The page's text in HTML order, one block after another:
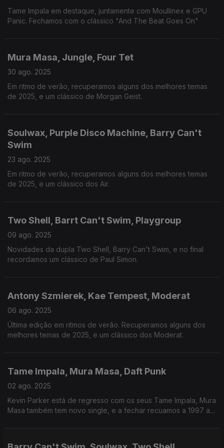
Tame Impala em destaque, juntamente com Moullinex e GPU
Panic. Fechamos com o clássico "And The Beat Goes On"
Mura Masa, Jungle, Four Tet
30 ago. 2025
Em ritmo de verão, recuperamos alguns dos melhores temas
de 2025, e um clássico de Morgan Geist.
Soulwax, Purple Disco Machine, Barry Can't
Swim
23 ago. 2025
Em ritmo de verão, recuperamos alguns dos melhores temas
de 2025, e um clássico dos Air.
Two Shell, Barrt Can't Swim, Playgroup
09 ago. 2025
Novidades da dupla Two Shell, Barry Can't Swim, e no final
recordamos um clássico de Paul Simon.
Antony Szmierek, Kae Tempest, Moderat
06 ago. 2025
Última edição em ritmos de verão. Recuperamos alguns dos
melhores temas de 2025, e um clássico dos Moderat.
Tame Impala, Mura Masa, Daft Punk
02 ago. 2025
Kevin Parker está de regresso com os seus Tame Impala, Mura
Masa também tem novo single, e a fechar recuamos a 1997 ao